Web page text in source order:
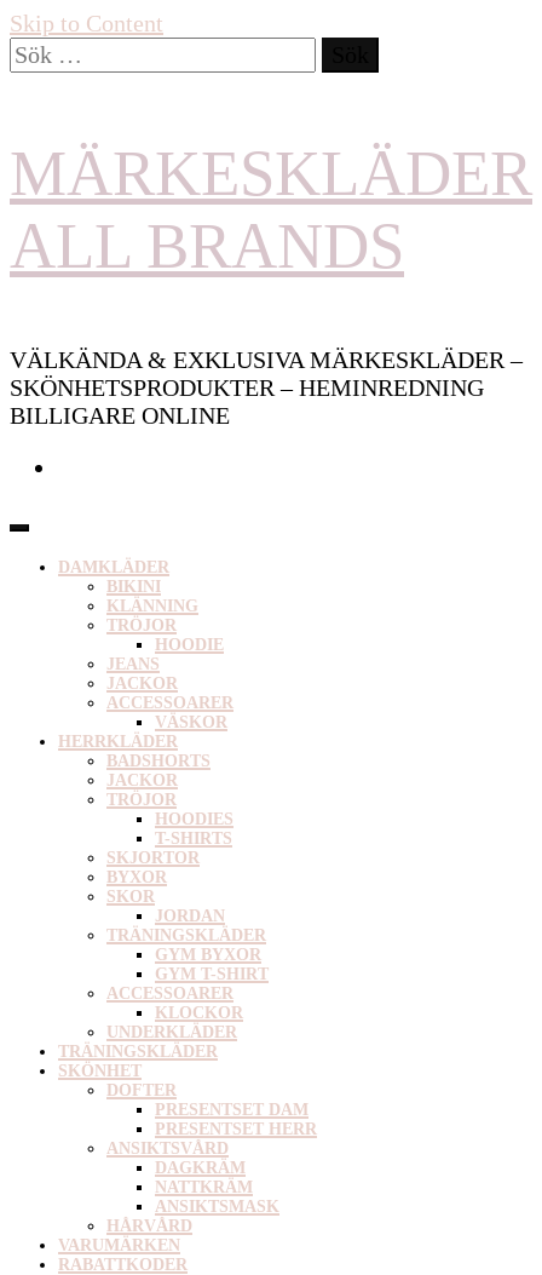
Skip to Content
Sök
efter:
MÄRKESKLÄDER
ALL BRANDS
VÄLKÄNDA & EXKLUSIVA MÄRKESKLÄDER –
SKÖNHETSPRODUKTER – HEMINREDNING
BILLIGARE ONLINE
DAMKLÄDER
BIKINI
KLÄNNING
TRÖJOR
HOODIE
JEANS
JACKOR
ACCESSOARER
VÄSKOR
HERRKLÄDER
BADSHORTS
JACKOR
TRÖJOR
HOODIES
T-SHIRTS
SKJORTOR
BYXOR
SKOR
JORDAN
TRÄNINGSKLÄDER
GYM BYXOR
GYM T-SHIRT
ACCESSOARER
KLOCKOR
UNDERKLÄDER
TRÄNINGSKLÄDER
SKÖNHET
DOFTER
PRESENTSET DAM
PRESENTSET HERR
ANSIKTSVÅRD
DAGKRÄM
NATTKRÄM
ANSIKTSMASK
HÅRVÅRD
VARUMÄRKEN
RABATTKODER